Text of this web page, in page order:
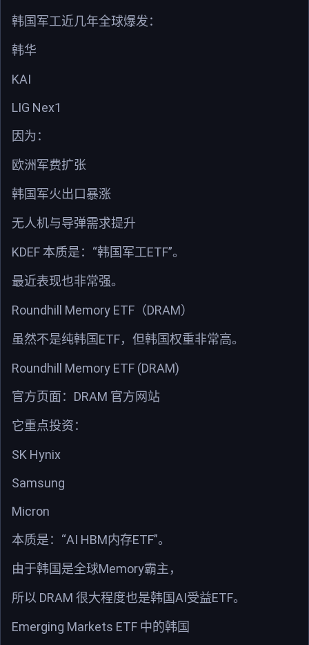
韩国军工近几年全球爆发：
韩华
KAI
LIG Nex1
因为：
欧洲军费扩张
韩国军火出口暴涨
无人机与导弹需求提升
KDEF 本质是： “韩国军工ETF”。
最近表现也非常强。
Roundhill Memory ETF （DRAM）
虽然不是纯韩国 ETF，但韩国权重非常高。
Roundhill Memory ETF (DRAM)
官方页面： DRAM 官方网站
它重点投资：
SK Hynix
Samsung
Micron
本质是： “AI HBM内存ETF”。
由于韩国是全球Memory霸主，
所以 DRAM 很大程度也是韩国AI受益ETF。
Emerging Markets ETF 中的韩国